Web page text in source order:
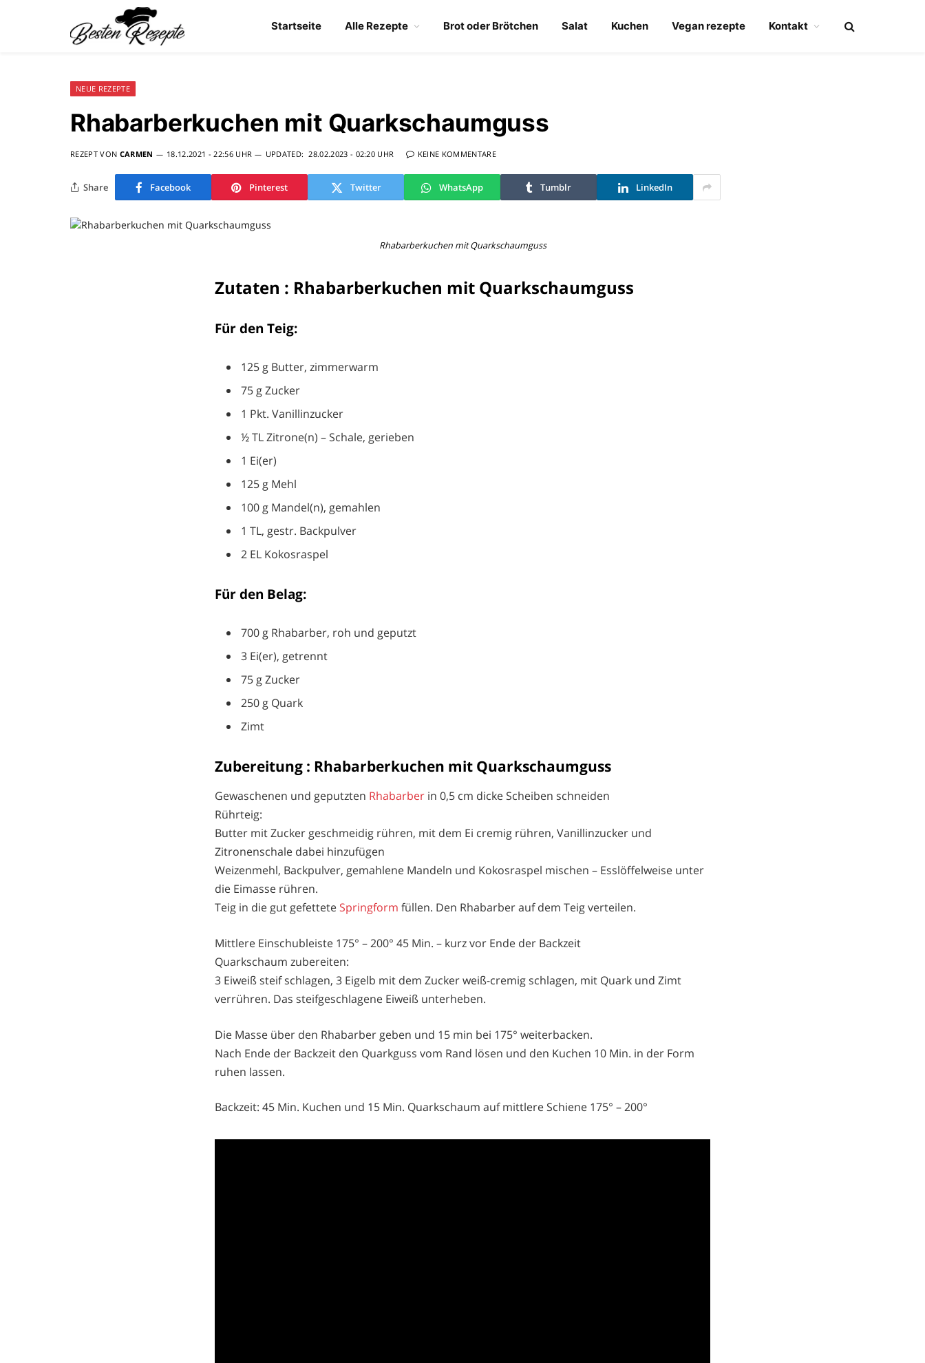
Startseite Alle Rezepte Brot oder Brötchen Salat Kuchen Vegan rezepte Kontakt
NEUE REZEPTE
Rhabarberkuchen mit Quarkschaumguss
REZEPT VON CARMEN 18.12.2021 - 22:56 UHR UPDATED: 28.02.2023 - 02:20 UHR KEINE KOMMENTARE
Share Facebook Pinterest Twitter WhatsApp Tumblr LinkedIn
Rhabarberkuchen mit Quarkschaumguss
Zutaten : Rhabarberkuchen mit Quarkschaumguss
Für den Teig:
125 g Butter, zimmerwarm
75 g Zucker
1 Pkt. Vanillinzucker
½ TL Zitrone(n) – Schale, gerieben
1 Ei(er)
125 g Mehl
100 g Mandel(n), gemahlen
1 TL, gestr. Backpulver
2 EL Kokosraspel
Für den Belag:
700 g Rhabarber, roh und geputzt
3 Ei(er), getrennt
75 g Zucker
250 g Quark
Zimt
Zubereitung : Rhabarberkuchen mit Quarkschaumguss
Gewaschenen und geputzten Rhabarber in 0,5 cm dicke Scheiben schneiden
Rührteig:
Butter mit Zucker geschmeidig rühren, mit dem Ei cremig rühren, Vanillinzucker und
Zitronenschale dabei hinzufügen
Weizenmehl, Backpulver, gemahlene Mandeln und Kokosraspel mischen – Esslöffelweise unter
die Eimasse rühren.
Teig in die gut gefettete Springform füllen. Den Rhabarber auf dem Teig verteilen.
Mittlere Einschubleiste 175° – 200° 45 Min. – kurz vor Ende der Backzeit
Quarkschaum zubereiten:
3 Eiweiß steif schlagen, 3 Eigelb mit dem Zucker weiß-cremig schlagen, mit Quark und Zimt
verrühren. Das steifgeschlagene Eiweiß unterheben.
Die Masse über den Rhabarber geben und 15 min bei 175° weiterbacken.
Nach Ende der Backzeit den Quarkguss vom Rand lösen und den Kuchen 10 Min. in der Form
ruhen lassen.
Backzeit: 45 Min. Kuchen und 15 Min. Quarkschaum auf mittlere Schiene 175° – 200°